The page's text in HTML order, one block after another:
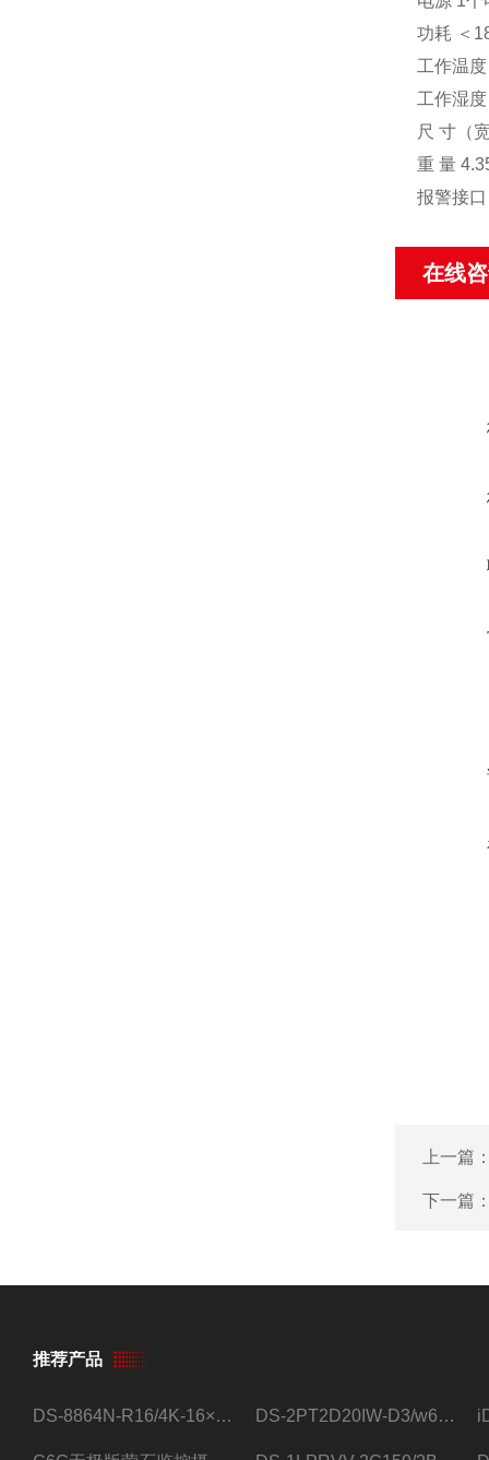
功耗 ＜
工作温
工作湿
尺 寸（
重 量
报警接
在线
上一篇
下一篇
推荐产品
DS-8864N-R16/4K-16×4T/希捷16盘位录像机 DS-2PT2D20IW-D3/w64路高清硬盘录像机